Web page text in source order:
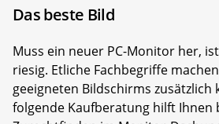
Das beste Bild
Muss ein neuer PC-Monitor her,
riesig. Etliche Fachbegriffe
geeigneten Bildschirms zusätzlich
folgende Kaufberatung hilft Ihnen